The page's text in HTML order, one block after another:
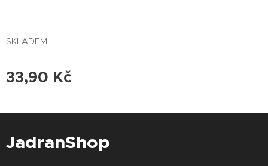
SKLADEM
33,90 Kč
JadranShop